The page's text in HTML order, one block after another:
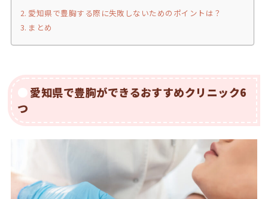
愛知県で豊胸する際に失敗しないためのポイントは？
まとめ
愛知県で豊胸ができるおすすめクリニック6
つ